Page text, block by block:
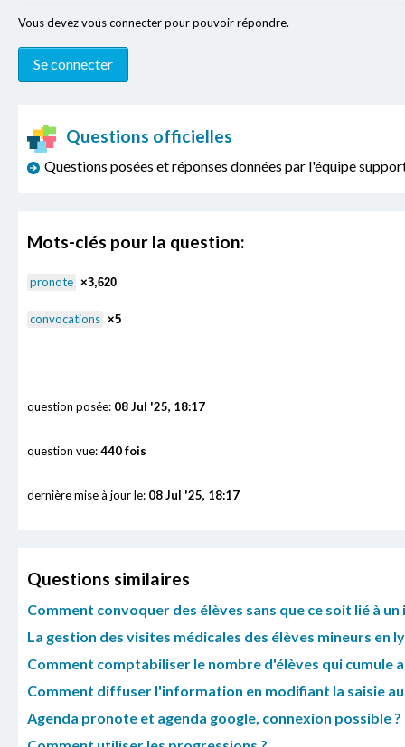
Vous devez vous connecter pour pouvoir répondre.
Questions officielles
Questions posées et réponses données par l'équipe
Mots-clés pour la question:
pronote ×3,620
convocations ×5
question posée: 08 Jul '25, 18:17
question vue:440 fois
dernière mise à jour le: 08 Jul '25, 18:17
Questions similaires
Comment convoquer des élèves sans que ce soit lié à un
La gestion des visites médicales des élèves mineurs en
Comment comptabiliser le nombre d'élèves qui cumule
Comment diffuser l'information en modifiant la saisie
Agenda pronote et agenda google, connexion possible ?